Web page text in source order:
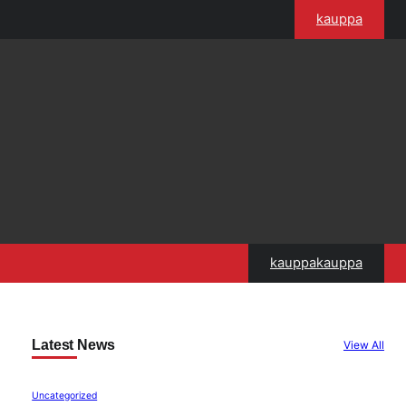
kauppa
kauppakauppa
Latest News View All
Uncategorized